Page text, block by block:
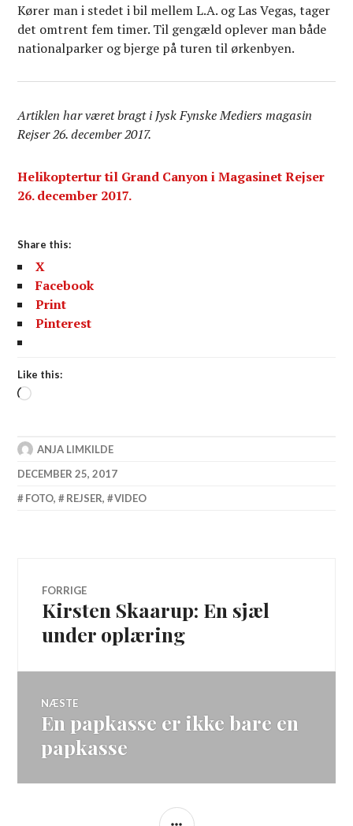
Kører man i stedet i bil mellem L.A. og Las Vegas, tager
det omtrent fem timer. Til gengæld oplever man både
nationalparker og bjerge på turen til ørkenbyen.
Artiklen har været bragt i Jysk Fynske Mediers magasin
Rejser 26. december 2017.
Helikoptertur til Grand Canyon i Magasinet Rejser
26. december 2017.
Share this:
X
Facebook
Print
Pinterest
Like this:
Loading…
ANJA LIMKILDE
DECEMBER 25, 2017
FOTO, REJSER, VIDEO
Indlægsnavigation
FORRIGE
Forrige
indlæg:
Kirsten Skaarup: En sjæl
under oplæring
NÆSTE
Næste
indlæg:
En papkasse er ikke bare en
papkasse
SIDEBAR